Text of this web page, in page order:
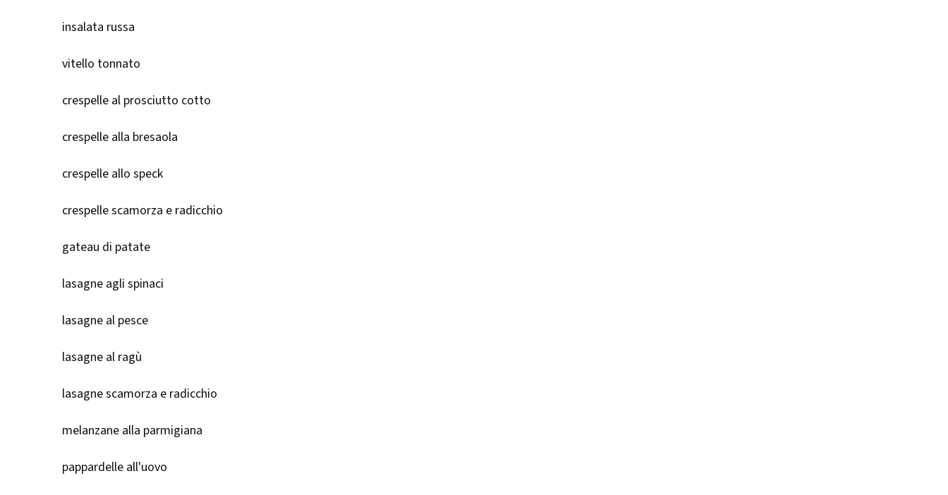
insalata russa
vitello tonnato
crespelle al prosciutto cotto
crespelle alla bresaola
crespelle allo speck
crespelle scamorza e radicchio
gateau di patate
lasagne agli spinaci
lasagne al pesce
lasagne al ragù
lasagne scamorza e radicchio
melanzane alla parmigiana
pappardelle all'uovo